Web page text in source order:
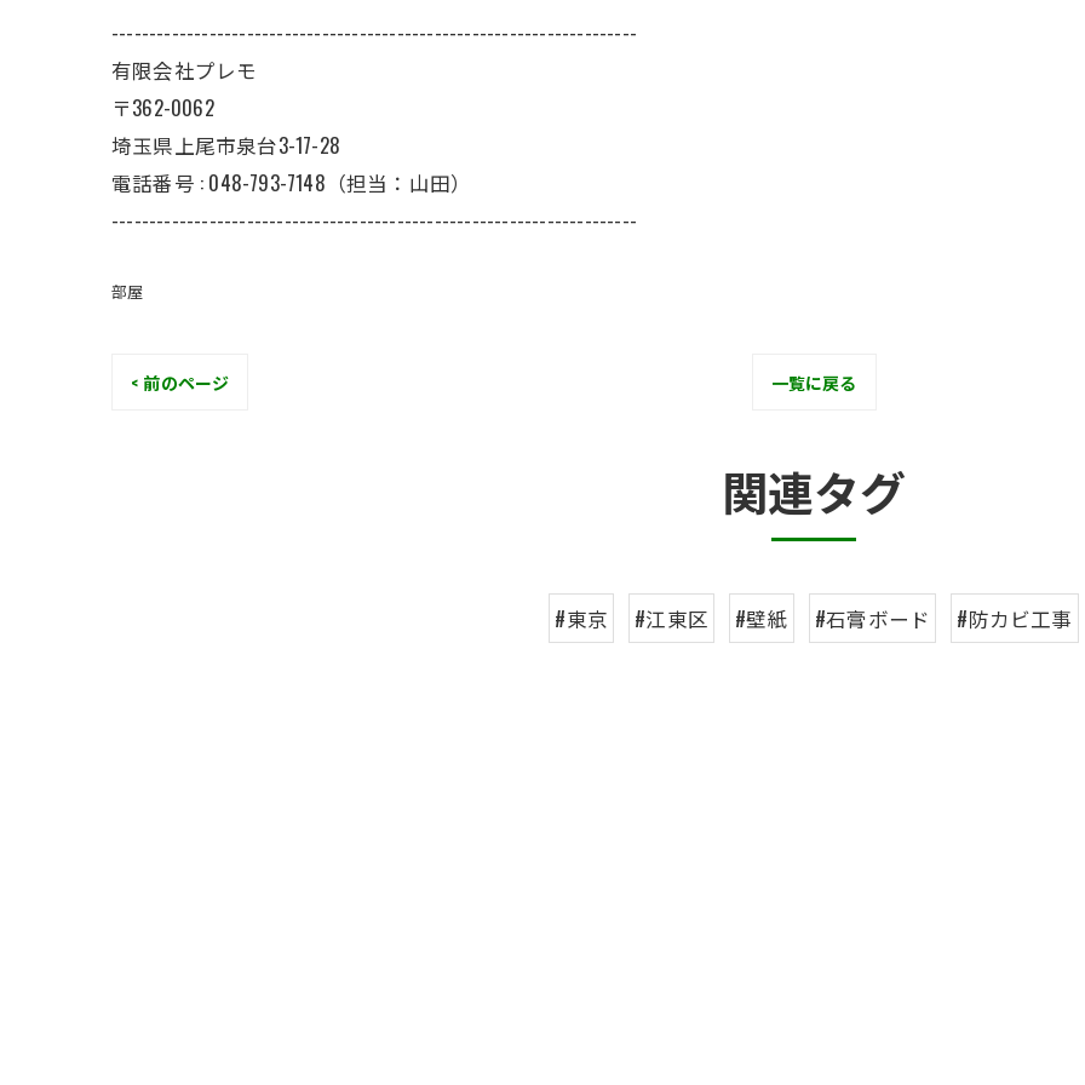
----------------------------------------------------------------------
有限会社プレモ
〒362-0062
埼玉県上尾市泉台3-17-28
電話番号 : 048-793-7148（担当：山田）
----------------------------------------------------------------------
部屋
< 前のページ 一覧に戻る
関連タグ
#東京 #江東区 #壁紙 #石膏ボード #防カビ工事